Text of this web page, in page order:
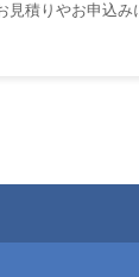
積りやお申込